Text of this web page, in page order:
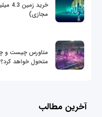
مجازی)
متاورس چیست و
متحول خواهد کرد؟
آخرین مطالب